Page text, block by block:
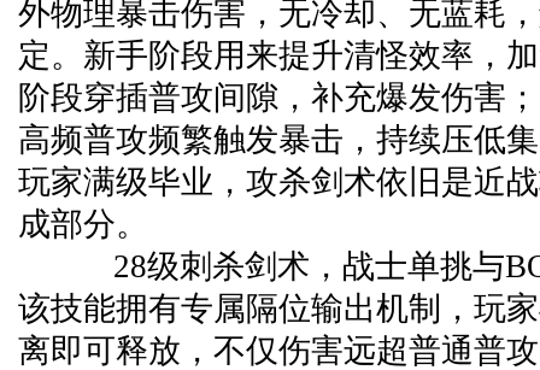
外物理暴击伤害，无冷却、无蓝耗
定。新手阶段用来提升清怪效率，
阶段穿插普攻间隙，补充爆发伤害
高频普攻频繁触发暴击，持续压低
玩家满级毕业，攻杀剑术依旧是近
成部分。
28级刺杀剑术，战士单挑与
该技能拥有专属隔位输出机制，玩
离即可释放，不仅伤害远超普通普